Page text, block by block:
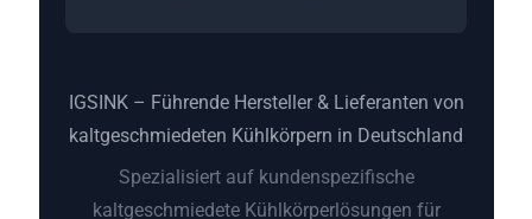
IGSINK – Führende Hersteller & Lieferanten von
kaltgeschmiedeten Kühlkörpern in Deutschland
Spezialisiert auf kundenspezifische
kaltgeschmiedete Kühlkörperlösungen für